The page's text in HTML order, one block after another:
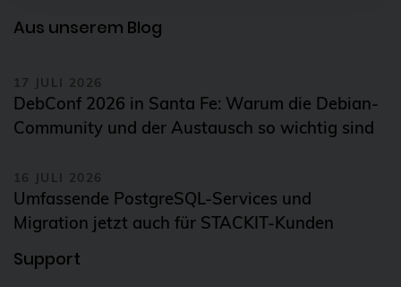
CI/CD-Integration
ClamAV
Cloud
Cloud-Infrastruktur
Cloud-Optimierung
Cloud-Speicherlösungen
CloudNative
CloudNativeCon
Aus unserem Blog
17 JULI 2026
DebConf 2026 in Santa Fe: Warum die Debian-
Community und der Austausch so wichtig sind
16 JULI 2026
Umfassende PostgreSQL-Services und
Migration jetzt auch für STACKIT-Kunden
Support